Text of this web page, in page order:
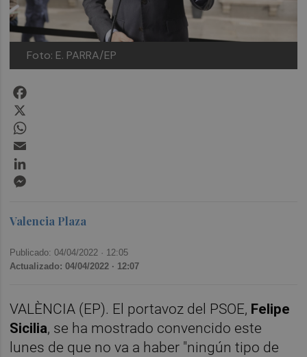
Foto: E. PARRA/EP
Valencia Plaza
Publicado: 04/04/2022 · 12:05
Actualizado: 04/04/2022 · 12:07
VALÈNCIA (EP). El portavoz del PSOE, Felipe
Sicilia, se ha mostrado convencido este
lunes de que no va a haber "ningún tipo de